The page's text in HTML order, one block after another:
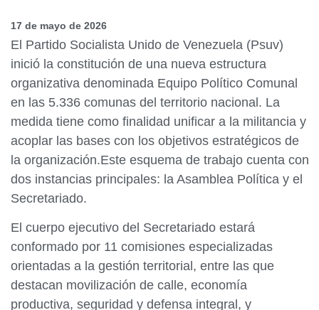
17 de mayo de 2026
El Partido Socialista Unido de Venezuela (Psuv)
inició la constitución de una nueva estructura
organizativa denominada Equipo Político Comunal
en las 5.336 comunas del territorio nacional. La
medida tiene como finalidad unificar a la militancia y
acoplar las bases con los objetivos estratégicos de
la organización.Este esquema de trabajo cuenta con
dos instancias principales: la Asamblea Política y el
Secretariado.
El cuerpo ejecutivo del Secretariado estará
conformado por 11 comisiones especializadas
orientadas a la gestión territorial, entre las que
destacan movilización de calle, economía
productiva, seguridad y defensa integral, y